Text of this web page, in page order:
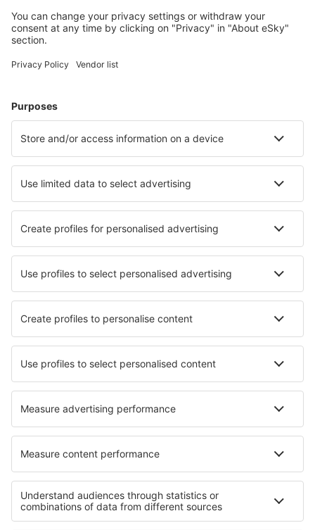
Alege din peste 1,3 mil. de opţiuni: hoteluri, cabane,
apartamente și altele.
Cazare în Federaţia Rusă - Orașe populare
Cazare Gorelovo Cazare Donskoy
Cazare în Vsevolozhsk Cazare în Adler
Cazare Timiryazevskiy Cazare în Dolgoprudnyy
Cazare în Nal'chik Cazare în Tuapse
Cele mai bune locuri de cazare - orașe
Cazare în Lachapelle-Saint-Pierre Cazare Abergynolwyn
Cazare în Alcalà de Xivert Cazare în Shelburne
Cazare în Leavenworth Cazare în Stromsbruk
Cele mai bune locuri de cazare - regiuni
Cazare in Regiunea Libertador General Bernardo O'Higgins